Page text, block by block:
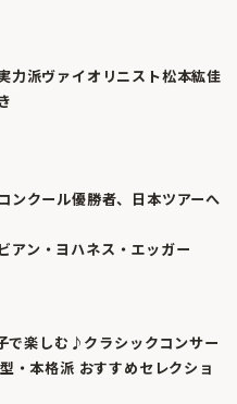
力派ヴァイオリニスト松本紘佳
ンクール優勝者、日本ツアーへ
アン・ヨハネス・エッガー
で楽しむ♪クラシックコンサー
・本格派 おすすめセレクショ